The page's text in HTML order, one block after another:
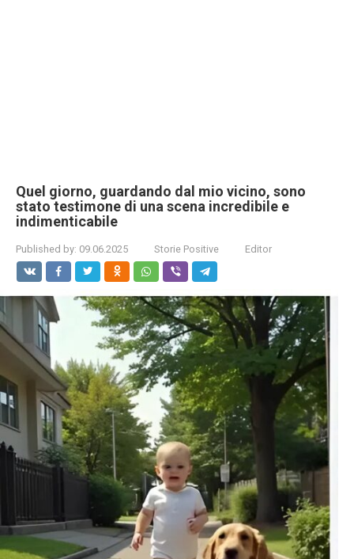
Quel giorno, guardando dal mio vicino, sono
stato testimone di una scena incredibile e
indimenticabile
Published by: 09.06.2025 Storie Positive Editor